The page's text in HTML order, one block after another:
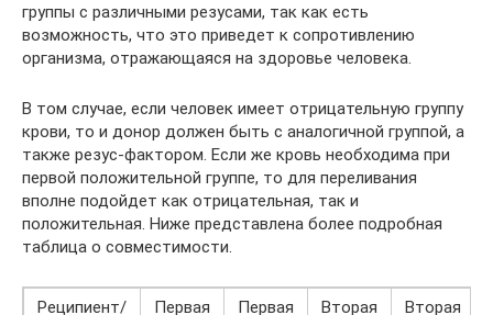
группы с различными резусами, так как есть
возможность, что это приведет к сопротивлению
организма, отражающаяся на здоровье человека.
В том случае, если человек имеет отрицательную группу
крови, то и донор должен быть с аналогичной группой, а
также резус-фактором. Если же кровь необходима при
первой положительной группе, то для переливания
вполне подойдет как отрицательная, так и
положительная. Ниже представлена более подробная
таблица о совместимости.
Реципиент/ Первая Первая Вторая Вторая